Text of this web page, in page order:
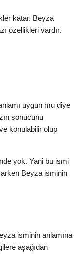
katar. Beyza
özellikleri vardır.
uygun mu diye
sonucunu
konulabilir olup
yok. Yani bu ismi
Beyza isminin
isminin anlamına
aşağıdan